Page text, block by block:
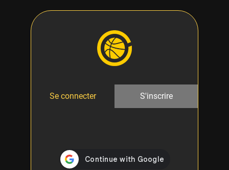
Se connecter S'inscrire